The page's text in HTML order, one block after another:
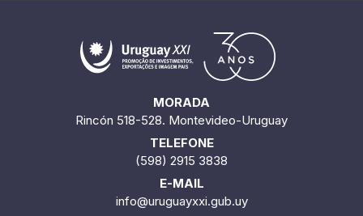
MORADA
Rincón 518-528. Montevideo-Uruguay
TELEFONE
(598) 2915 3838
E-MAIL
info@uruguayxxi.gub.uy